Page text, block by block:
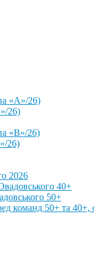
«А»/26)
26)
«В»/26)
26)
2026
40+
50+
команд 50+ та 40+,